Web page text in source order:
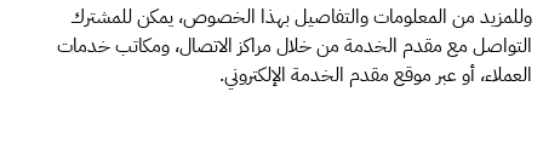
وللمزيد من المعلومات والتفاصيل بهذا الخصوص، يمكن للمشترك
التواصل مع مقدم الخدمة من خلال مراكز الاتصال، ومكاتب خدمات
العملاء، أو عبر موقع مقدم الخدمة الإلكتروني.